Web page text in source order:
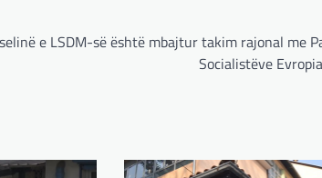
e LSDM-së është mbajtur takim rajonal me
Socialistëve